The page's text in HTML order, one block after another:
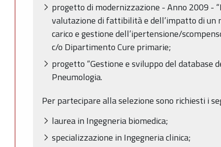
progetto di modernizzazione - Anno 2009 -
valutazione di fattibilità e dell’impatto di un
carico e gestione dell’ipertensione/
c/o Dipartimento Cure primarie;
progetto “Gestione e sviluppo del database
Pneumologia.
Per partecipare alla selezione sono richiesti i
laurea in Ingegneria biomedica;
specializzazione in Ingegneria clinica;